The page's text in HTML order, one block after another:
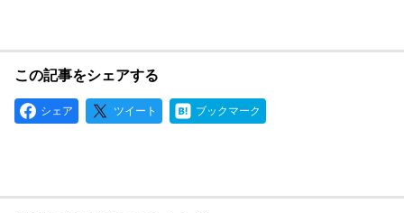
この記事をシェアする
シェア ツイート ブックマーク